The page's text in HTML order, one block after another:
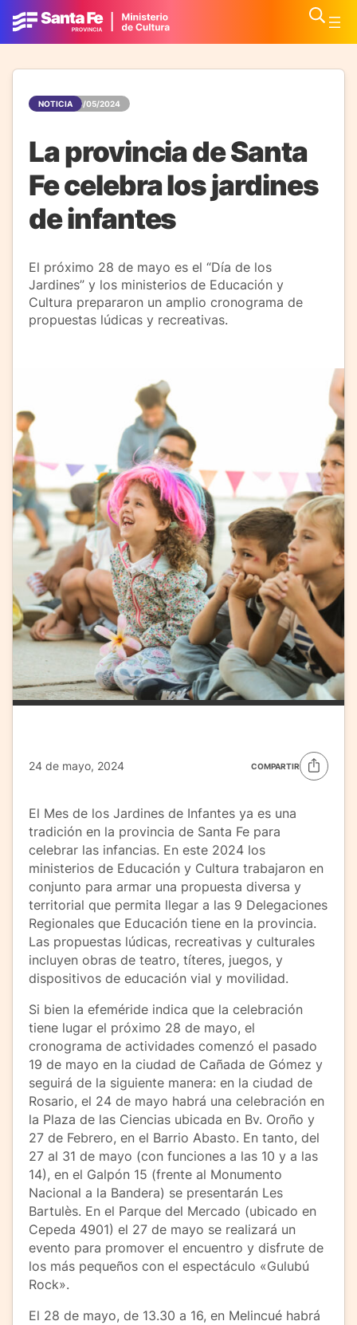
NOTICIA 24/05/2024
La provincia de Santa
Fe celebra los jardines
de infantes
El próximo 28 de mayo es el “Día de los
Jardines” y los ministerios de Educación y
Cultura prepararon un amplio cronograma de
propuestas lúdicas y recreativas.
24 de mayo, 2024 COMPARTIR
El Mes de los Jardines de Infantes ya es una
tradición en la provincia de Santa Fe para
celebrar las infancias. En este 2024 los
ministerios de Educación y Cultura trabajaron en
conjunto para armar una propuesta diversa y
territorial que permita llegar a las 9 Delegaciones
Regionales que Educación tiene en la provincia.
Las propuestas lúdicas, recreativas y culturales
incluyen obras de teatro, títeres, juegos, y
dispositivos de educación vial y movilidad.
Si bien la efeméride indica que la celebración
tiene lugar el próximo 28 de mayo, el
cronograma de actividades comenzó el pasado
19 de mayo en la ciudad de Cañada de Gómez y
seguirá de la siguiente manera: en la ciudad de
Rosario, el 24 de mayo habrá una celebración en
la Plaza de las Ciencias ubicada en Bv. Oroño y
27 de Febrero, en el Barrio Abasto. En tanto, del
27 al 31 de mayo (con funciones a las 10 y a las
14), en el Galpón 15 (frente al Monumento
Nacional a la Bandera) se presentarán Les
Bartulès. En el Parque del Mercado (ubicado en
Cepeda 4901) el 27 de mayo se realizará un
evento para promover el encuentro y disfrute de
los más pequeños con el espectáculo «Gulubú
Rock».
El 28 de mayo, de 13.30 a 16, en Melincué habrá